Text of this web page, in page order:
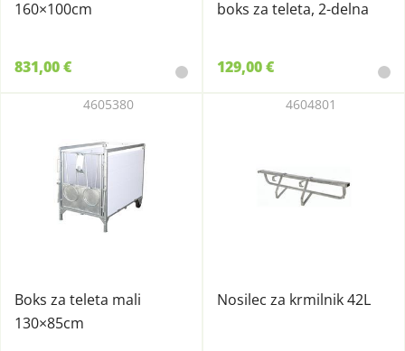
160×100cm
831,00 €
boks za teleta, 2-delna
129,00 €
Boks za teleta mali
130×85cm
4605380
Nosilec za krmilnik 42L
4604801